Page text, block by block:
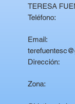
TERESA
Teléfono:
Email:
Dirección:
Zona: